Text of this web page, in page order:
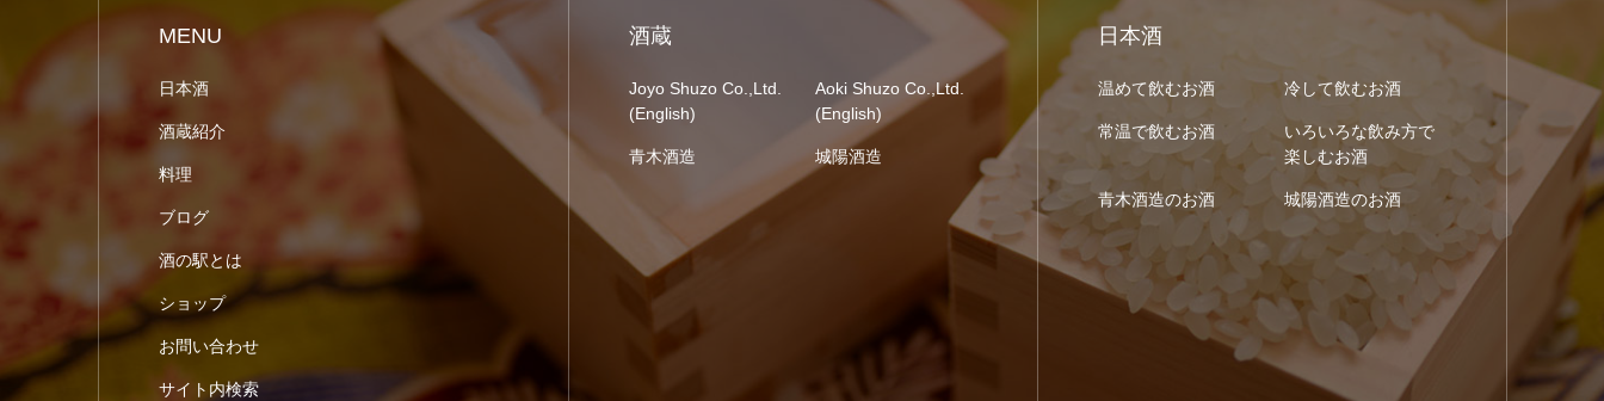
MENU
日本酒
酒蔵紹介
料理
ブログ
酒の駅とは
ショップ
お問い合わせ
サイト内検索
酒蔵
Joyo Shuzo Co.,Ltd.
(English)
Aoki Shuzo Co.,Ltd.
(English)
青木酒造 城陽酒造
日本酒
温めて飲むお酒 冷して飲むお酒
常温で飲むお酒
いろいろな飲み方で
楽しむお酒
青木酒造のお酒 城陽酒造のお酒